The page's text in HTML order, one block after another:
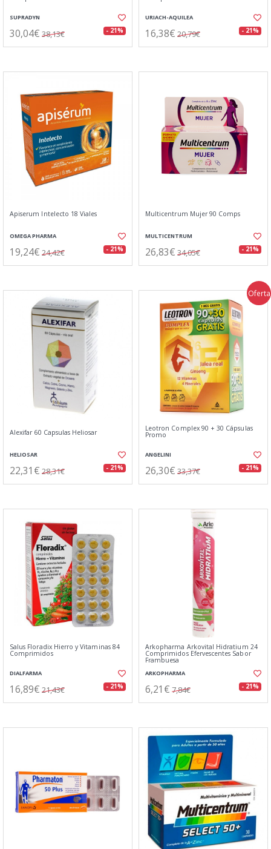
SUPRADYN
30,04€ 38,13€ - 21%
URIACH-AQUILEA
16,38€ 20,79€ - 21%
Apiserum Intelecto 18 Viales
OMEGA PHARMA
19,24€ 24,42€ - 21%
Multicentrum Mujer 90 Comps
MULTICENTRUM
26,83€ 34,05€ - 21%
Alexifar 60 Capsulas Heliosar
HELIOSAR
22,31€ 28,31€ - 21%
Oferta
Leotron Complex 90 + 30 Cápsulas
Promo
ANGELINI
26,30€ 33,37€ - 21%
Salus Floradix Hierro y Vitaminas 84
Comprimidos
DIALFARMA
16,89€ 21,43€ - 21%
Arkopharma Arkovital Hidratium 24
Comprimidos Efervescentes Sabor
Frambuesa
ARKOPHARMA
6,21€ 7,84€ - 21%